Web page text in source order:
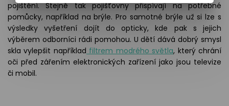
pojištění. Stejně tak pojišťovny přispívají na potřebné
pomůcky, například na brýle. Pro samotné brýle už si lze s
výsledky vyšetření dojít do opticky, kde pak s jejich
výběrem odborníci rádi pomohou. U dětí dává dobrý smysl
skla vylepšit například filtrem modrého světla, který chrání
oči před zářením elektronických zařízení jako jsou televize
či mobil.